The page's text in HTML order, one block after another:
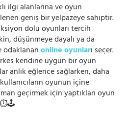
ilgi alanlarına ve oyun
geniş bir yelpazeye sahiptir.
dolu oyunları tercih
düşünmeye dayalı ya da
online oyunları seçer.
kendine uygun bir oyun
anlık eğlence sağlarken, daha
oyunun içine
geçirmek için yaptıkları oyun
⏱️🕹️